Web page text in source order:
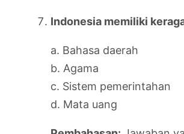
Indonesia memiliki
a. Bahasa daerah
b. Agama
c. Sistem pemerintahan
d. Mata uang